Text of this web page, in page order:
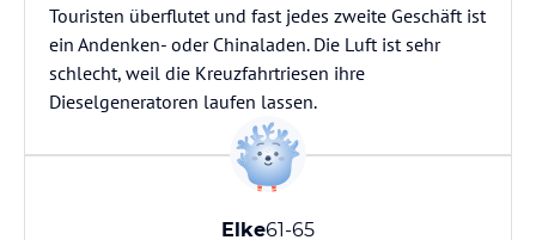
Touristen überflutet und fast jedes zweite Geschäft ist
ein Andenken- oder Chinaladen. Die Luft ist sehr
schlecht, weil die Kreuzfahrtriesen ihre
Dieselgeneratoren laufen lassen.
Elke61-65